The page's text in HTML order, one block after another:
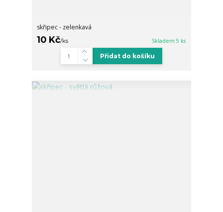
skřipec - zelenkavá
10 Kč/ks Skladem 5 ks
Přidat do košíku